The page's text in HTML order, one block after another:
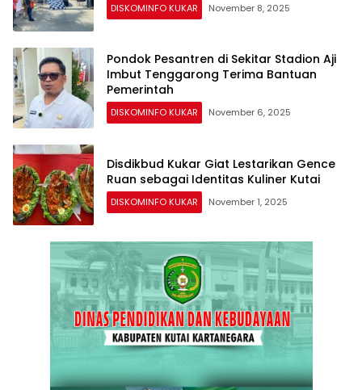
DISKOMINFO KUKAR November 8, 2025
Pondok Pesantren di Sekitar Stadion Aji
Imbut Tenggarong Terima Bantuan
Pemerintah
DISKOMINFO KUKAR November 6, 2025
Disdikbud Kukar Giat Lestarikan Gence
Ruan sebagai Identitas Kuliner Kutai
DISKOMINFO KUKAR November 1, 2025